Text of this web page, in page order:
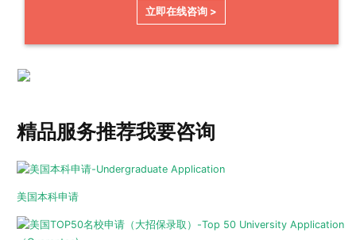
立即在线咨询 >
精品服务推荐我要咨询
美国本科申请